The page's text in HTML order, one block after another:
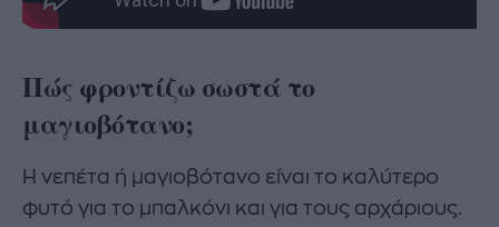
Πώς φροντίζω σωστά το
μαγιοβότανο;
Η νεπέτα ή μαγιοβότανο είναι το καλύτερο
φυτό για το μπαλκόνι και για τους αρχάριους.